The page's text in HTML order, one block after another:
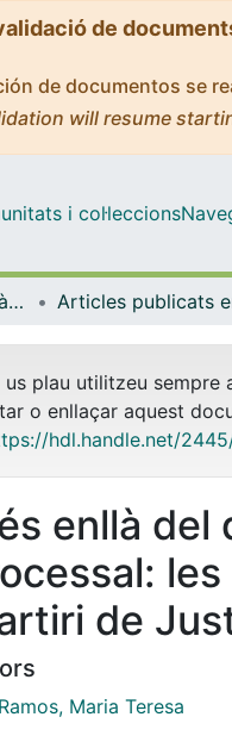
de
de documentos se
will resume
i col·leccions
Filologia Clàssica, Romànica i Semítica
us plau utilitzeu
o enllaçar aquest
hdl.handle.net/
enllà del
de
Maria Teresa